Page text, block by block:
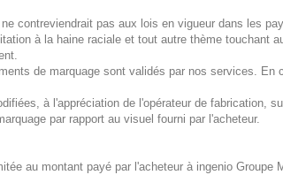
contreviendrait pas aux lois en vigueur dans les
à la haine raciale et tout autre thème touchant
de marquage sont validés par nos services.
à l'appréciation de l'opérateur de fabrication,
par rapport au visuel fourni par l'acheteur.
au montant payé par l'acheteur à ingenio